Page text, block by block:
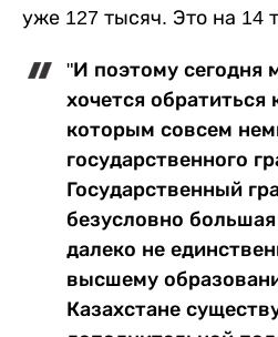
уже 127 тысяч. Это на 14
"И поэтому сегодня
хочется обратиться
которым совсем
государственного
Государственный
безусловно
далеко не
высшему
Казахстане